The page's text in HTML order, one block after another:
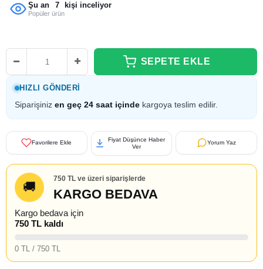
Şu an 7 kişi inceliyor
Popüler ürün
HIZLI GÖNDERI
Siparişiniz en geç 24 saat içinde kargoya teslim edilir.
Favorilere Ekle
Fiyat Düşünce Haber
Ver
Yorum Yaz
🚚
750 TL ve üzeri siparişlerde
KARGO BEDAVA
Kargo bedava için
750 TL kaldı
0 TL / 750 TL